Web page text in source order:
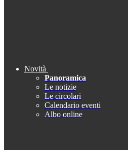
Novità
Panoramica
Le notizie
Le circolari
Calendario eventi
Albo online